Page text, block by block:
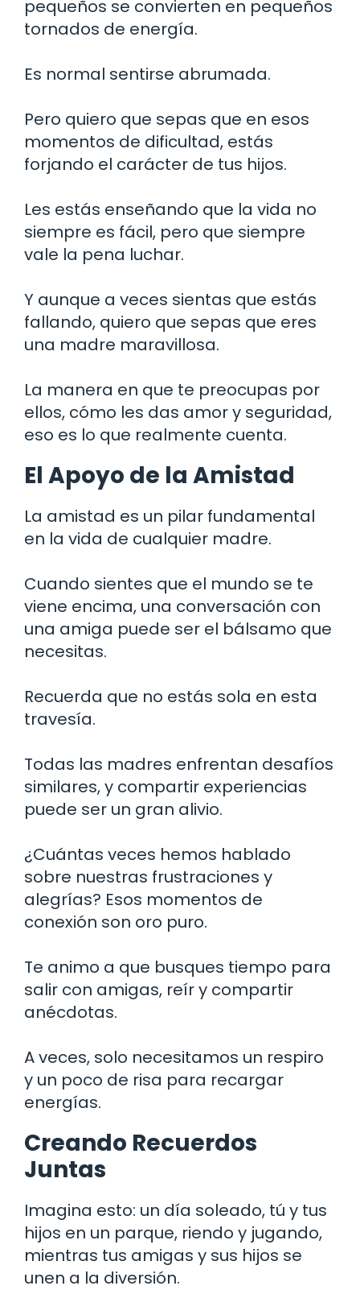
pequeños se convierten en pequeños
tornados de energía.
Es normal sentirse abrumada.
Pero quiero que sepas que en esos
momentos de dificultad, estás
forjando el carácter de tus hijos.
Les estás enseñando que la vida no
siempre es fácil, pero que siempre
vale la pena luchar.
Y aunque a veces sientas que estás
fallando, quiero que sepas que eres
una madre maravillosa.
La manera en que te preocupas por
ellos, cómo les das amor y seguridad,
eso es lo que realmente cuenta.
El Apoyo de la Amistad
La amistad es un pilar fundamental
en la vida de cualquier madre.
Cuando sientes que el mundo se te
viene encima, una conversación con
una amiga puede ser el bálsamo que
necesitas.
Recuerda que no estás sola en esta
travesía.
Todas las madres enfrentan desafíos
similares, y compartir experiencias
puede ser un gran alivio.
¿Cuántas veces hemos hablado
sobre nuestras frustraciones y
alegrías? Esos momentos de
conexión son oro puro.
Te animo a que busques tiempo para
salir con amigas, reír y compartir
anécdotas.
A veces, solo necesitamos un respiro
y un poco de risa para recargar
energías.
Creando Recuerdos
Juntas
Imagina esto: un día soleado, tú y tus
hijos en un parque, riendo y jugando,
mientras tus amigas y sus hijos se
unen a la diversión.